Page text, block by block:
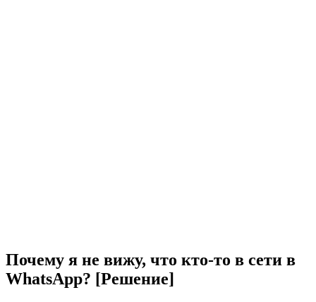
Почему я не вижу, что кто-то в сети в
WhatsApp? [Решение]